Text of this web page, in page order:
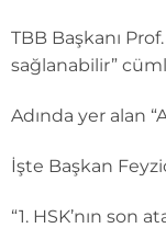
TBB Başkanı
sağlanabilir”
Adında yer alan
İşte Başkan
“1. HSK’nın